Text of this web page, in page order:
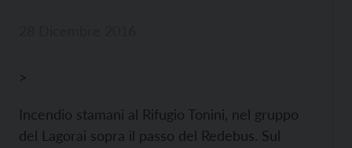
>
Incendio stamani al Rifugio Tonini, nel gruppo
del Lagorai sopra il passo del Redebus. Sul